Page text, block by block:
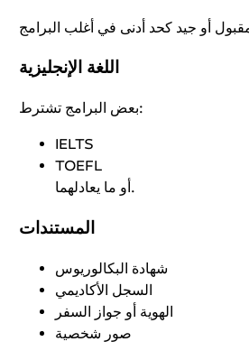
اللغة الإنجليزية
بعض البرامج تشترط:
IELTS
TOEFL
أو ما يعادلهما.
المستندات
شهادة البكالوريوس
السجل الأكاديمي
الهوية أو جواز السفر
صور شخصية